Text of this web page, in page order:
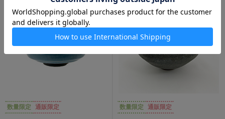
数量限定 通販限定 数量限定 通販限定